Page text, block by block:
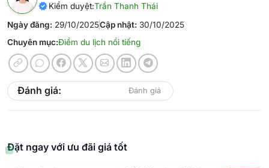
Kiểm duyệt:Trần Thanh Thái
Ngày đăng: 29/10/2025Cập nhật: 30/10/2025
Chuyên mục:Điểm du lịch nổi tiếng
Đánh giá: Đánh giá
Đặt ngay với ưu đãi giá tốt